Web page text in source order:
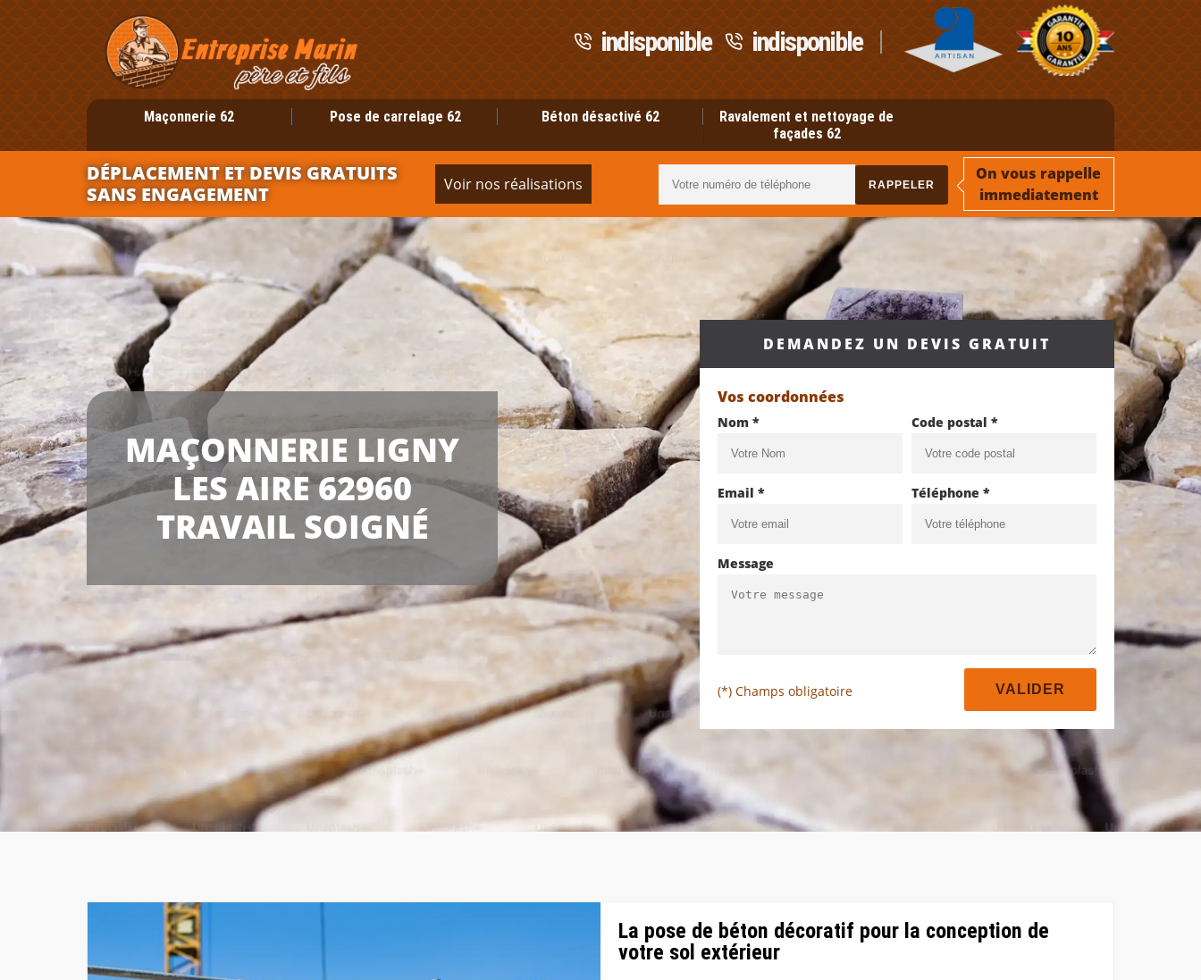
indisponible indisponible
Maçonnerie 62 Pose de carrelage 62 Béton désactivé 62
Ravalement et nettoyage de
façades 62
DÉPLACEMENT ET DEVIS GRATUITS
SANS ENGAGEMENT
Voir nos réalisations
On vous rappelle
immediatement
MAÇONNERIE LIGNY
LES AIRE 62960
TRAVAIL SOIGNÉ
DEMANDEZ UN DEVIS GRATUIT
Vos coordonnées
Nom * Code postal *
Email * Téléphone *
Message
(*) Champs obligatoire
La pose de béton décoratif pour la conception de
votre sol extérieur